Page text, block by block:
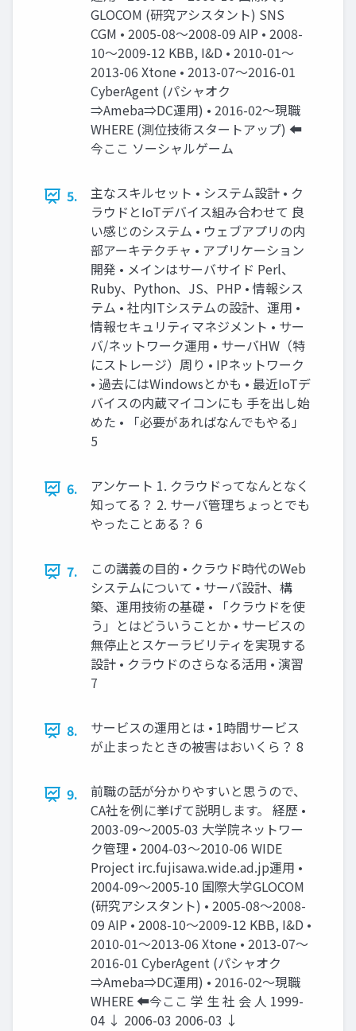
GLOCOM (研究アシスタント) SNS
CGM • 2005-08～2008-09 AIP • 2008-
10～2009-12 KBB, I&D • 2010-01～
2013-06 Xtone • 2013-07～2016-01
CyberAgent (パシャオク
⇒Ameba⇒DC運用) • 2016-02～現職
WHERE (測位技術スタートアップ) ⬅
今ここ ソーシャルゲーム
5.
主なスキルセット • システム設計 • ク
ラウドとIoTデバイス組み合わせて 良
い感じのシステム • ウェブアプリの内
部アーキテクチャ • アプリケーション
開発 • メインはサーバサイド Perl、
Ruby、Python、JS、PHP • 情報シス
テム • 社内ITシステムの設計、運用 •
情報セキュリティマネジメント • サー
バ/ネットワーク運用 • サーバHW（特
にストレージ）周り • IPネットワーク
• 過去にはWindowsとかも • 最近IoTデ
バイスの内蔵マイコンにも 手を出し始
めた • 「必要があればなんでもやる」
5
6.
アンケート 1. クラウドってなんとなく
知ってる？ 2. サーバ管理ちょっとでも
やったことある？ 6
7.
この講義の目的 • クラウド時代のWeb
システムについて • サーバ設計、構
築、運用技術の基礎 • 「クラウドを使
う」とはどういうことか • サービスの
無停止とスケーラビリティを実現する
設計 • クラウドのさらなる活用 • 演習
7
8.
サービスの運用とは • 1時間サービス
が止まったときの被害はおいくら？ 8
9.
前職の話が分かりやすいと思うので、
CA社を例に挙げて説明します。 経歴 •
2003-09～2005-03 大学院ネットワー
ク管理 • 2004-03～2010-06 WIDE
Project irc.fujisawa.wide.ad.jp運用 •
2004-09～2005-10 国際大学GLOCOM
(研究アシスタント) • 2005-08～2008-
09 AIP • 2008-10～2009-12 KBB, I&D •
2010-01～2013-06 Xtone • 2013-07～
2016-01 CyberAgent (パシャオク
⇒Ameba⇒DC運用) • 2016-02～現職
WHERE ⬅今ここ 学 生 社 会 人 1999-
04 ↓ 2006-03 2006-03 ↓